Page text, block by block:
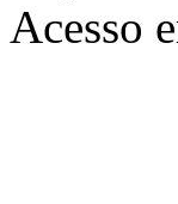
Acesso